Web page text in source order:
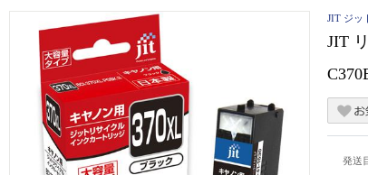
JIT ジッ
JIT
発送